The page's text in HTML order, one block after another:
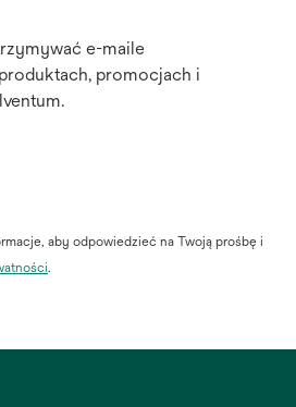
e-maile
promocjach i
aby odpowiedzieć na Twoją prośbę i
.